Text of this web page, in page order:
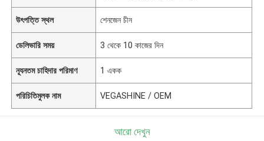
উৎপত্তি স্থল শেনজেন চীন
ডেলিভারি সময় 3 থেকে 10 কাজের দিন
ন্যূনতম চাহিদার পরিমাণ 1 একক
পরিচিতিমুলক নাম VEGASHINE / OEM
আরো দেখুন